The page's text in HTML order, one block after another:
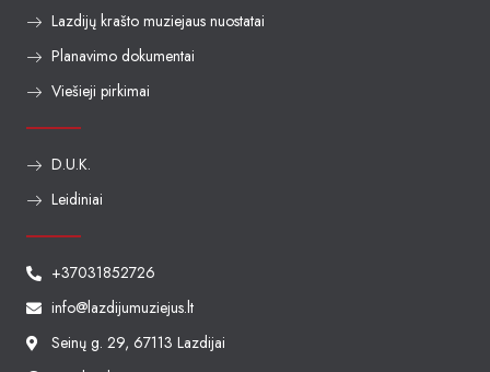
Lazdijų krašto muziejaus nuostatai
Planavimo dokumentai
Viešieji pirkimai
D.U.K.
Leidiniai
+37031852726
info@lazdijumuziejus.lt
Seinų g. 29, 67113 Lazdijai